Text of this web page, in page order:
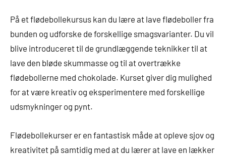
På et flødebollekursus kan du lære at lave flødeboller fra
bunden og udforske de forskellige smagsvarianter. Du vil
blive introduceret til de grundlæggende teknikker til at
lave den bløde skummasse og til at overtrække
flødebollerne med chokolade. Kurset giver dig mulighed
for at være kreativ og eksperimentere med forskellige
udsmykninger og pynt.
Flødebollekurser er en fantastisk måde at opleve sjov og
kreativitet på samtidig med at du lærer at lave en lækker